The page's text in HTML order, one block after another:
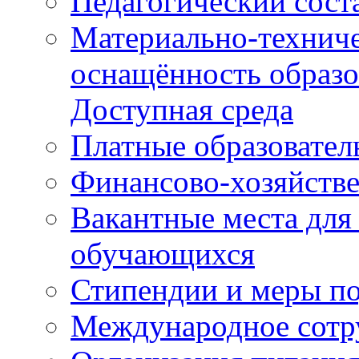
Материально-
оснащённость
Доступная среда
Платные
Финансово-
Вакантные места
обучающихся
Стипендии и меры
Международное